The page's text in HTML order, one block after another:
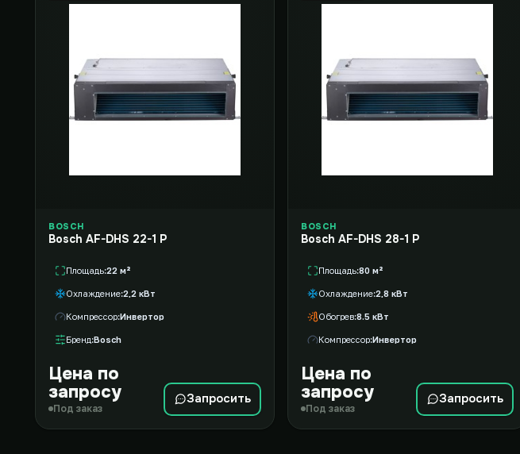
BOSCH
Bosch AF-DHS 22-1 P
Площадь 22 м²
Охлаждение 2,2 кВт
Компрессор Инвертор
Бренд Bosch
Цена по
запросу
Под заказ
Запросить
BOSCH
Bosch AF-DHS 28-1 P
Площадь 80 м²
Охлаждение 2,8 кВт
Обогрев 8.5 кВт
Компрессор Инвертор
Цена по
запросу
Под заказ
Запросить